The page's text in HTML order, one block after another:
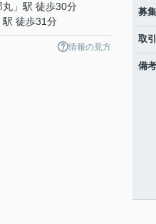
丸 」駅 徒歩30分
駅 徒歩31分
情報の見方
募
取
備考